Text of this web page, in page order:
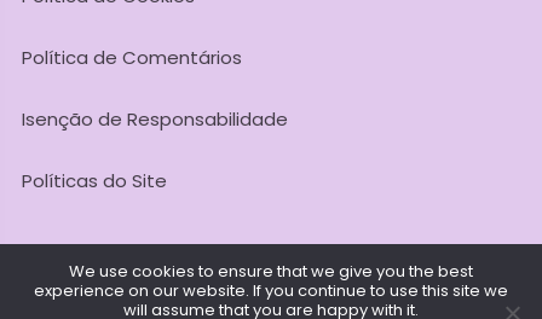
Política de Comentários
Isenção de Responsabilidade
Políticas do Site
Todos os Direitos Reservados @ 2026. Meditação Agora -
We use cookies to ensure that we give you the best
experience on our website. If you continue to use this site we
will assume that you are happy with it.